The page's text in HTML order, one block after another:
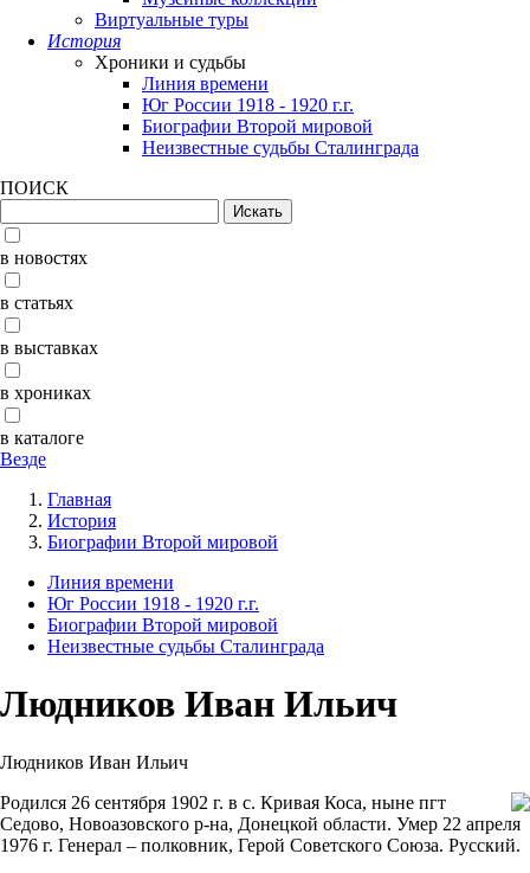
Виртуальные туры
История
Хроники и судьбы
Линия времени
Юг России 1918 - 1920 г.г.
Биографии Второй мировой
Неизвестные судьбы Сталинграда
ПОИСК
в новостях
в статьях
в выставках
в хрониках
в каталоге
Везде
Главная
История
Биографии Второй мировой
Линия времени
Юг России 1918 - 1920 г.г.
Биографии Второй мировой
Неизвестные судьбы Сталинграда
Людников Иван Ильич
Людников Иван Ильич
Родился 26 сентября 1902 г. в с. Кривая Коса, ныне пгт
Седово, Новоазовского р-на, Донецкой области. Умер 22 апреля
1976 г. Генерал – полковник, Герой Советского Союза. Русский.